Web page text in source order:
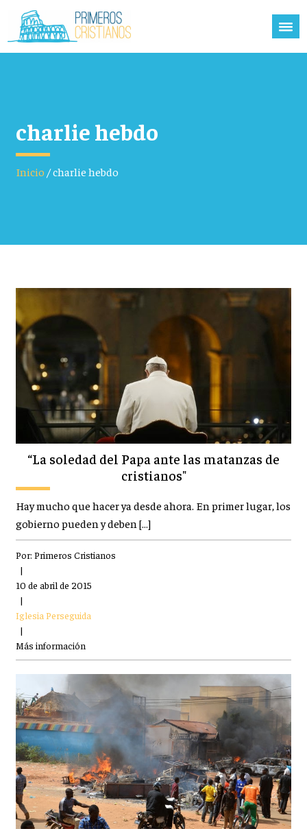
charlie hebdo
Inicio/charlie hebdo
“La soledad del Papa ante las matanzas de
cristianos"
Hay mucho que hacer ya desde ahora. En primer lugar, los
gobierno pueden y deben […]
Por: Primeros Cristianos
|
10 de abril de 2015
|
Iglesia Perseguida
|
Más información